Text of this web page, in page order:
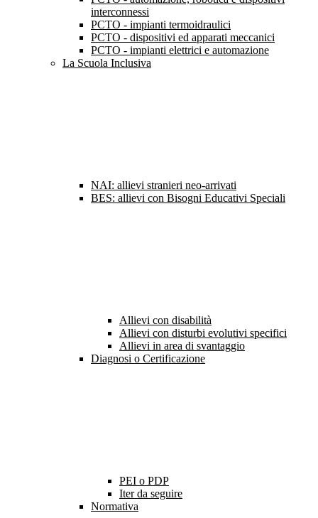
interconnessi
PCTO - impianti termoidraulici
PCTO - dispositivi ed apparati meccanici
PCTO - impianti elettrici e automazione
La Scuola Inclusiva
NAI: allievi stranieri neo-arrivati
BES: allievi con Bisogni Educativi Speciali
Allievi con disabilità
Allievi con disturbi evolutivi specifici
Allievi in area di svantaggio
Diagnosi o Certificazione
PEI o PDP
Iter da seguire
Normativa